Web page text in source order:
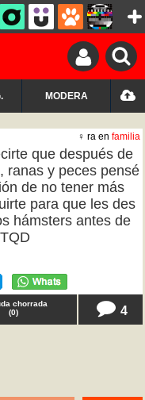
MODERA
♀ ra en familia
que después de
ranas y peces pensé
de no tener más
para que les des
hámsters antes de
chorrada
(0) 4